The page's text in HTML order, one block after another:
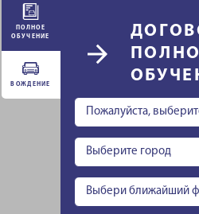
ПОЛНОЕ
ОБУЧЕНИЕ
ВОЖДЕНИЕ
Пожалуйста,
категорию.
Выберите город
Выбери ближайший